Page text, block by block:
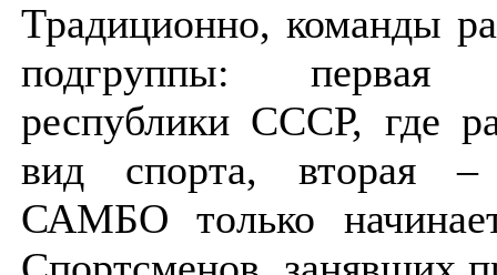
Традиционно, команды
подгруппы:
республики СССР, где
вид спорта, вторая
САМБО только начинает